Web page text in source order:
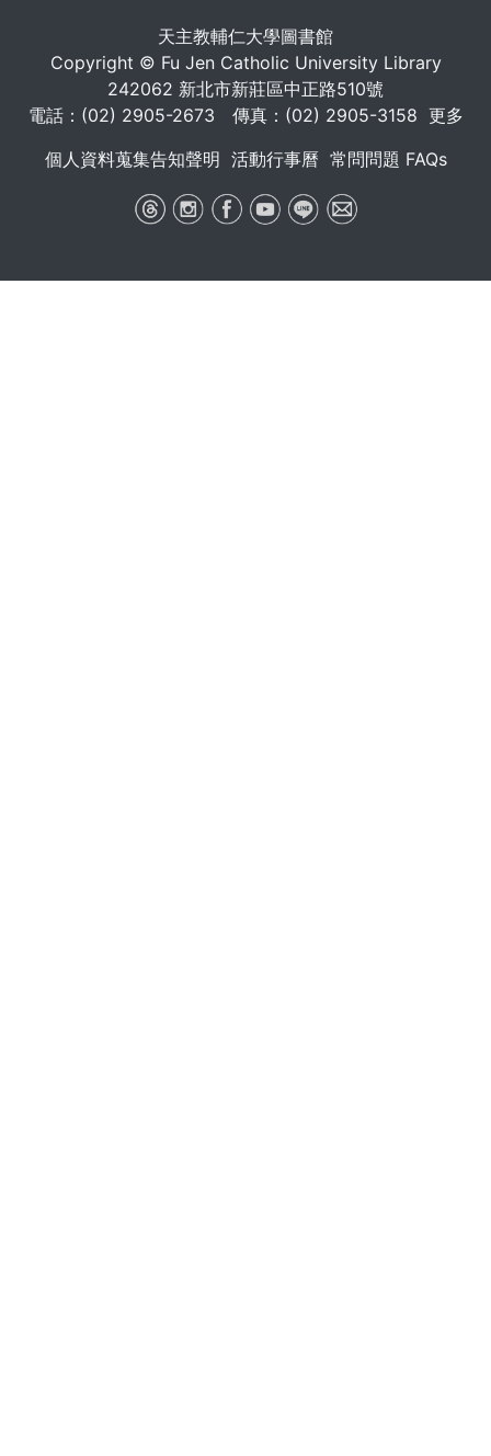
天主教輔仁大學圖書館
Copyright © Fu Jen Catholic University Library
242062 新北市新莊區中正路510號
電話：(02) 2905-2673 傳真：(02) 2905-3158 更多
個人資料蒐集告知聲明 活動行事曆 常問問題 FAQs